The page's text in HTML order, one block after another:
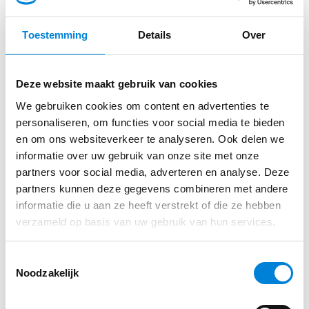
Toestemming Details Over
Deze website maakt gebruik van cookies
We gebruiken cookies om content en advertenties te
personaliseren, om functies voor social media te bieden
en om ons websiteverkeer te analyseren. Ook delen we
informatie over uw gebruik van onze site met onze
partners voor social media, adverteren en analyse. Deze
partners kunnen deze gegevens combineren met andere
informatie die u aan ze heeft verstrekt of die ze hebben
verzameld op basis van uw gebruik van hun services.
Noodzakelijk
Je signaleert afwijkingen in werkopdrachten en
lost deze op.
​Herken jij jezelf hier (niet) in?
Jij bent een enthousiaste vakman met veel kennis
van elektrotechniek. Je kunt onder druk werken,
bent creatief in oplossingen en wilt altijd de beste
installaties afleveren.
Daarnaast beschik je over:
elektrotechniek.
Minimaal 3 jaar ervaring in een vergelijkbare
Direct sollicteren op deze functie?
Solliciteer via de website van Wijnen Bouwgroep
Solliciteren